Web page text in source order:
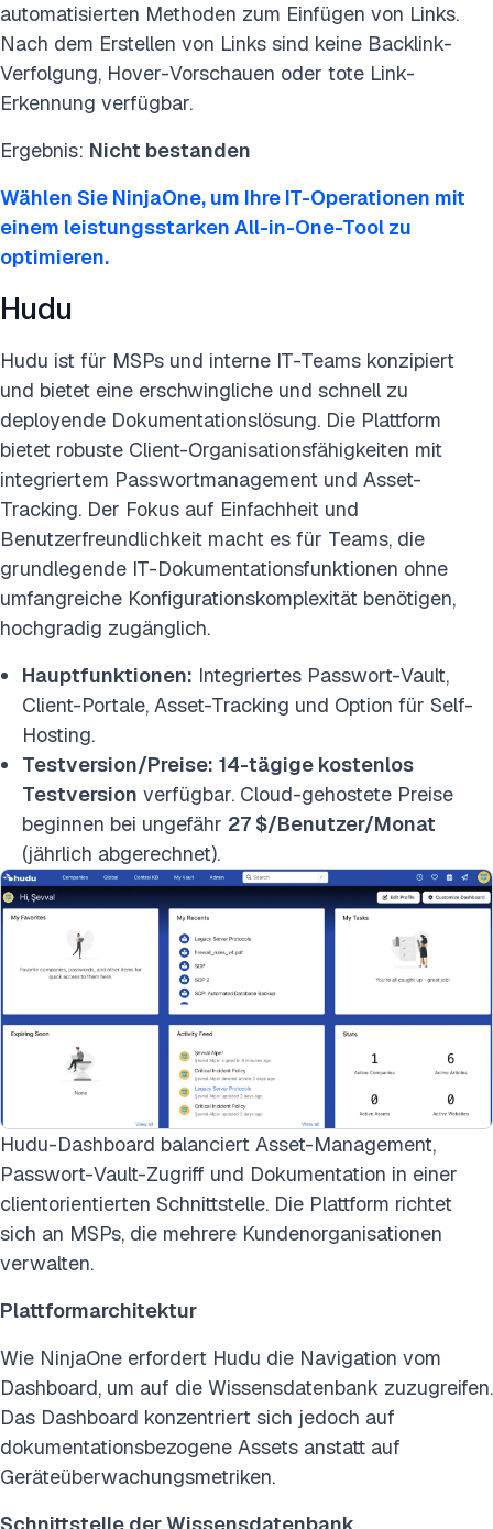
automatisierten Methoden zum Einfügen von Links.
Nach dem Erstellen von Links sind keine Backlink-
Verfolgung, Hover-Vorschauen oder tote Link-
Erkennung verfügbar.
Ergebnis: Nicht bestanden
Wählen Sie NinjaOne, um Ihre IT-Operationen mit
einem leistungsstarken All-in-One-Tool zu
optimieren.
Hudu
Hudu ist für MSPs und interne IT-Teams konzipiert
und bietet eine erschwingliche und schnell zu
deployende Dokumentationslösung. Die Plattform
bietet robuste Client-Organisationsfähigkeiten mit
integriertem Passwortmanagement und Asset-
Tracking. Der Fokus auf Einfachheit und
Benutzerfreundlichkeit macht es für Teams, die
grundlegende IT-Dokumentationsfunktionen ohne
umfangreiche Konfigurationskomplexität benötigen,
hochgradig zugänglich.
Hauptfunktionen: Integriertes Passwort-Vault,
Client-Portale, Asset-Tracking und Option für Self-
Hosting.
Testversion/Preise: 14-tägige kostenlos
Testversion verfügbar. Cloud-gehostete Preise
beginnen bei ungefähr 27 $/Benutzer/Monat
(jährlich abgerechnet).
Hudu-Dashboard balanciert Asset-Management,
Passwort-Vault-Zugriff und Dokumentation in einer
clientorientierten Schnittstelle. Die Plattform richtet
sich an MSPs, die mehrere Kundenorganisationen
verwalten.
Plattformarchitektur
Wie NinjaOne erfordert Hudu die Navigation vom
Dashboard, um auf die Wissensdatenbank zuzugreifen.
Das Dashboard konzentriert sich jedoch auf
dokumentationsbezogene Assets anstatt auf
Geräteüberwachungsmetriken.
Schnittstelle der Wissensdatenbank